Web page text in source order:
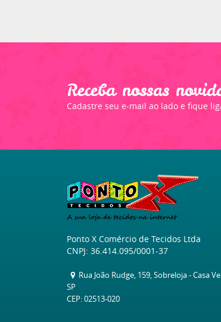
Receba nossas
Cadastre seu e-mail ao lado e fique
Ponto X Comércio de Tecidos Ltda
CNPJ: 36.414.095/0001-37
Rua João Rudge, 159, Sobreloja-Casa
SP
CEP: 02513-020